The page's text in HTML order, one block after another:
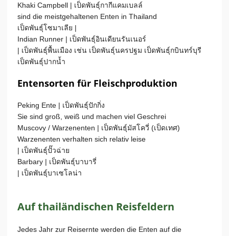
Khaki Campbell | เป็ดพันธุ์กากีแคมเบลล์
sind die meistgehaltenen Enten in Thailand
เป็ดพันธุ์โซมาเลีย |
Indian Runner | เป็ดพันธุ์อินเดียนรันเนอร์
| เป็ดพันธุ์พื้นเมือง เช่น เป็ดพันธุ์นครปฐม เป็ดพันธุ์กบินทร์บุรี
เป็ดพันธุ์ปากน้ำ
Entensorten für Fleischproduktion
Peking Ente | เป็ดพันธุ์ปักกิ่ง
Sie sind groß, weiß und machen viel Geschrei
Muscovy / Warzenenten | เป็ดพันธุ์มัสโควี่ (เป็ดเทศ)
Warzenenten verhalten sich relativ leise
| เป็ดพันธุ์ปั๊วฉ่าย
Barbary | เป็ดพันธุ์บาบารี่
| เป็ดพันธุ์บาเซโลน่า
Auf thailändischen Reisfeldern
Jedes Jahr zur Reisernte werden die Enten auf die